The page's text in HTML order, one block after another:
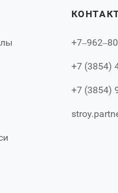
+7 (3854)
+7 (3854)